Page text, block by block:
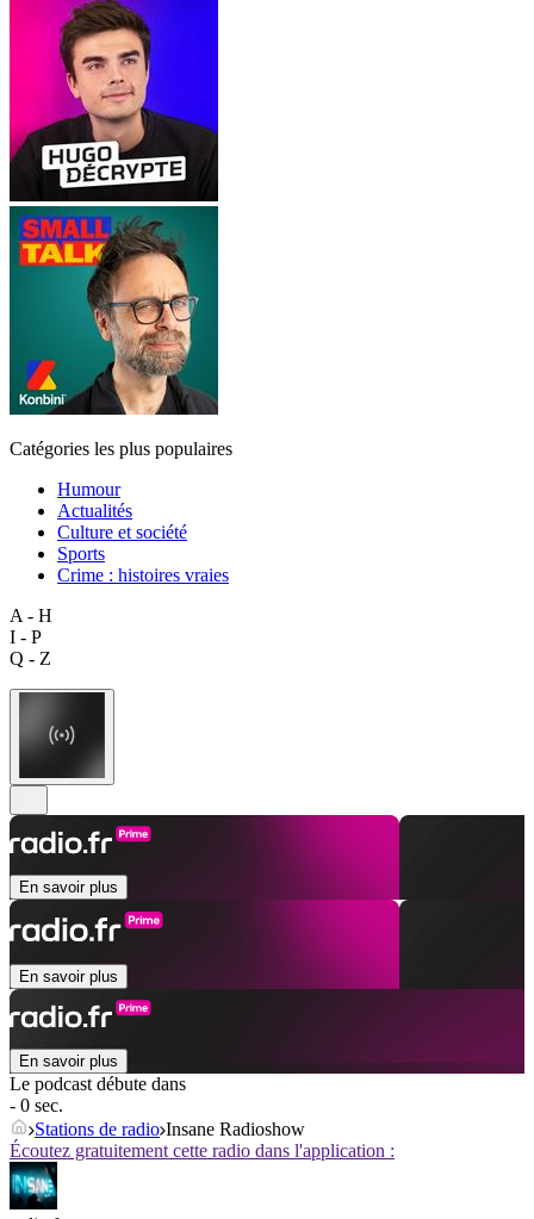
Catégories les plus populaires
Humour
Actualités
Culture et société
Sports
Crime : histoires vraies
A - H
I - P
Q - Z
En savoir plus
En savoir plus
En savoir plus
Le podcast débute dans
- 0 sec.
Stations de radio Insane Radioshow
Écoutez gratuitement cette radio dans l'application :